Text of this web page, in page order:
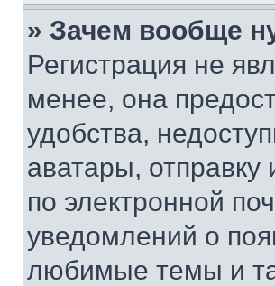
» Зачем вообще
Регистрация не
менее, она
удобства,
аватары,
по электронной
уведомлений о
любимые темы и